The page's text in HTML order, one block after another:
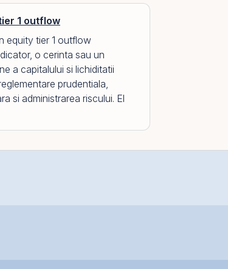
1 outflow
equity tier 1 outflow
o cerinta sau un
a capitalului si lichiditatii
prudentiala,
si administrarea riscului. El